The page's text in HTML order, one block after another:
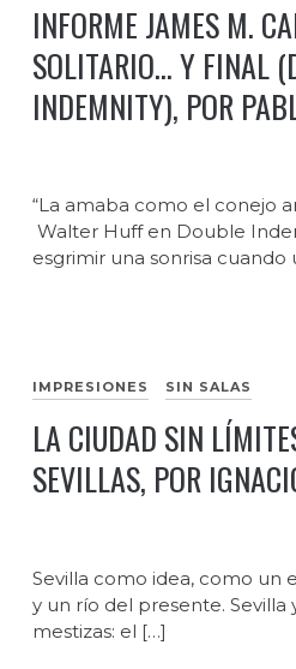
INFORME JAMES M.
SOLITARIO… Y FINAL
INDEMNITY), POR
“La amaba como el conejo
Walter Huff en Double
esgrimir una sonrisa cuando
IMPRESIONES SIN SALAS
LA CIUDAD SIN
SEVILLAS, POR
Sevilla como idea, como un
y un río del presente. Sevilla
mestizas: el […]